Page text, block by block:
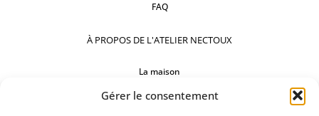
Gérer le consentement
FAQ
À PROPOS DE L'ATELIER NECTOUX
La maison
Comptoirs